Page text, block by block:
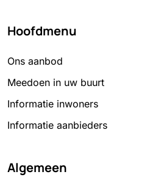
Hoofdmenu
Ons aanbod
Meedoen in uw buurt
Informatie inwoners
Informatie aanbieders
Algemeen